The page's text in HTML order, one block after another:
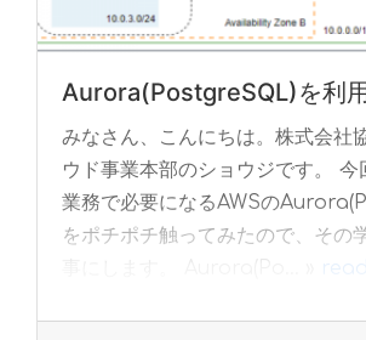
Aurora(PostgreSQL)を利
みなさん、こんにちは。株式会社
ウド事業本部のショウジです。 今
業務で必要になるAWSの
をポチポチ触ってみたので、その